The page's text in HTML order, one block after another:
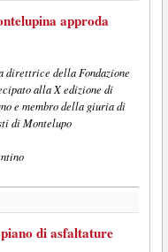
approda
direttrice della Fondazione
alla X edizione di
e membro della giuria di
di Montelupo
di asfaltature